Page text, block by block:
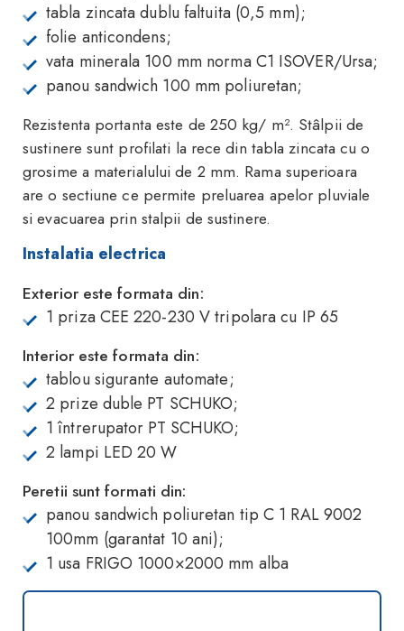
tabla zincata dublu faltuita (0,5 mm);
folie anticondens;
vata minerala 100 mm norma C1 ISOVER/Ursa;
panou sandwich 100 mm poliuretan;
Rezistenta portanta este de 250 kg/ m². Stâlpii de
sustinere sunt profilati la rece din tabla zincata cu o
grosime a materialului de 2 mm. Rama superioara
are o sectiune ce permite preluarea apelor pluviale
si evacuarea prin stalpii de sustinere.
Instalatia electrica
Exterior este formata din:
1 priza CEE 220-230 V tripolara cu IP 65
Interior este formata din:
tablou sigurante automate;
2 prize duble PT SCHUKO;
1 întrerupator PT SCHUKO;
2 lampi LED 20 W
Peretii sunt formati din:
panou sandwich poliuretan tip C 1 RAL 9002
100mm (garantat 10 ani);
1 usa FRIGO 1000×2000 mm alba